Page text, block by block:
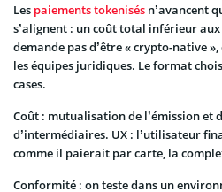
Les paiements tokenisés n’avancent
s’alignent : un coût total inférieur
demande pas d’être « crypto-native
les équipes juridiques. Le format
cases.
Coût : mutualisation de l’émission et
d’intermédiaires. UX : l’utilisateur
comme il paierait par carte, la
Conformité : on teste dans un